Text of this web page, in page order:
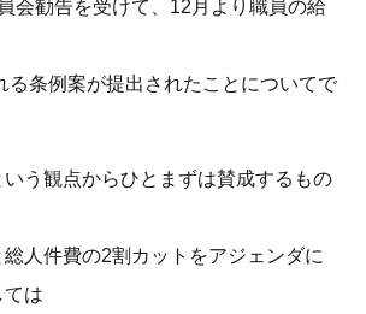
会勧告を受けて、12月より職員の給
る条例案が提出されたことについてで
う観点からひとまずは賛成するもの
人件費の2割カットをアジェンダに
ては